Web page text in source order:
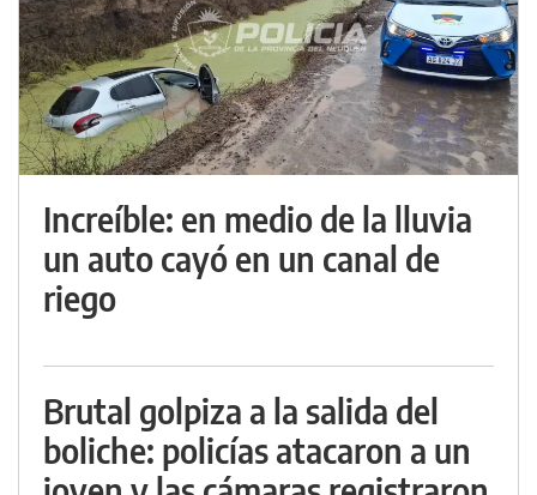
Increíble: en medio de la lluvia
un auto cayó en un canal de
riego
Brutal golpiza a la salida del
boliche: policías atacaron a un